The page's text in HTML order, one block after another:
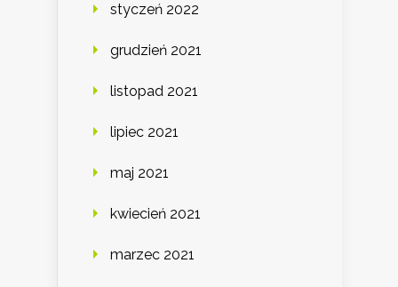
styczeń 2022
grudzień 2021
listopad 2021
lipiec 2021
maj 2021
kwiecień 2021
marzec 2021